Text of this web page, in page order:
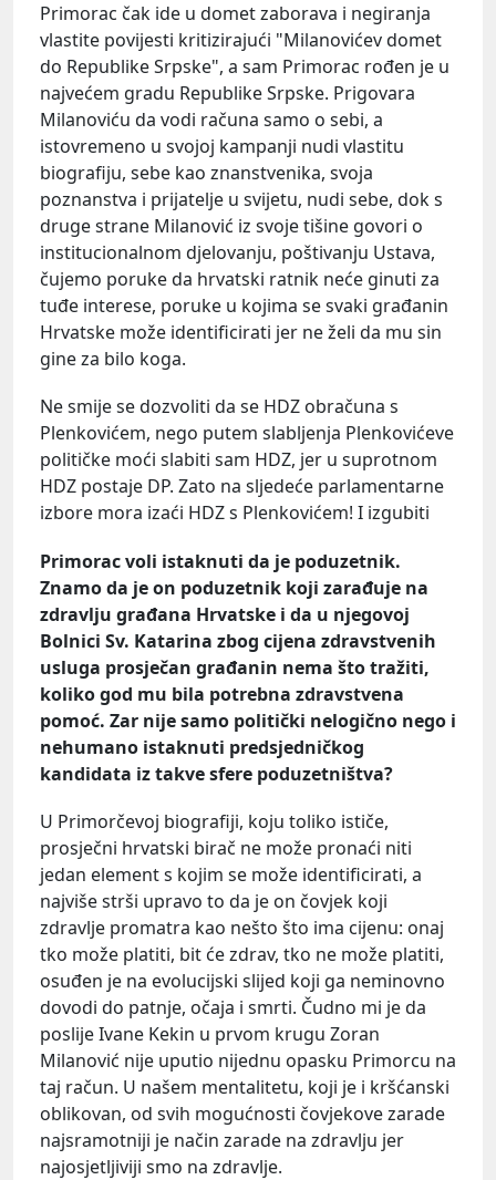
Primorac čak ide u domet zaborava i negiranja
vlastite povijesti kritizirajući "Milanovićev domet
do Republike Srpske", a sam Primorac rođen je u
najvećem gradu Republike Srpske. Prigovara
Milanoviću da vodi računa samo o sebi, a
istovremeno u svojoj kampanji nudi vlastitu
biografiju, sebe kao znanstvenika, svoja
poznanstva i prijatelje u svijetu, nudi sebe, dok s
druge strane Milanović iz svoje tišine govori o
institucionalnom djelovanju, poštivanju Ustava,
čujemo poruke da hrvatski ratnik neće ginuti za
tuđe interese, poruke u kojima se svaki građanin
Hrvatske može identificirati jer ne želi da mu sin
gine za bilo koga.
Ne smije se dozvoliti da se HDZ obračuna s
Plenkovićem, nego putem slabljenja Plenkovićeve
političke moći slabiti sam HDZ, jer u suprotnom
HDZ postaje DP. Zato na sljedeće parlamentarne
izbore mora izaći HDZ s Plenkovićem! I izgubiti
Primorac voli istaknuti da je poduzetnik.
Znamo da je on poduzetnik koji zarađuje na
zdravlju građana Hrvatske i da u njegovoj
Bolnici Sv. Katarina zbog cijena zdravstvenih
usluga prosječan građanin nema što tražiti,
koliko god mu bila potrebna zdravstvena
pomoć. Zar nije samo politički nelogično nego i
nehumano istaknuti predsjedničkog
kandidata iz takve sfere poduzetništva?
U Primorčevoj biografiji, koju toliko ističe,
prosječni hrvatski birač ne može pronaći niti
jedan element s kojim se može identificirati, a
najviše strši upravo to da je on čovjek koji
zdravlje promatra kao nešto što ima cijenu: onaj
tko može platiti, bit će zdrav, tko ne može platiti,
osuđen je na evolucijski slijed koji ga neminovno
dovodi do patnje, očaja i smrti. Čudno mi je da
poslije Ivane Kekin u prvom krugu Zoran
Milanović nije uputio nijednu opasku Primorcu na
taj račun. U našem mentalitetu, koji je i kršćanski
oblikovan, od svih mogućnosti čovjekove zarade
najsramotniji je način zarade na zdravlju jer
najosjetljiviji smo na zdravlje.